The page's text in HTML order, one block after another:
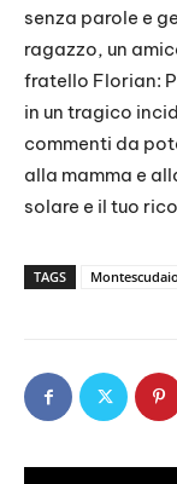
senza parole e
ragazzo, un
fratello Florian:
in un tragico
commenti da
alla mamma e
solare e il tuo
TAGS Montescudaio